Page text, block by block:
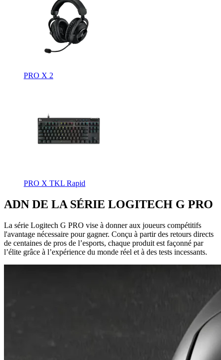
PRO X 2
PRO X TKL Rapid
ADN DE LA SÉRIE LOGITECH G PRO
La série Logitech G PRO vise à donner aux joueurs compétitifs
l'avantage nécessaire pour gagner. Conçu à partir des retours directs
de centaines de pros de l’esports, chaque produit est façonné par
l’élite grâce à l’expérience du monde réel et à des tests incessants.